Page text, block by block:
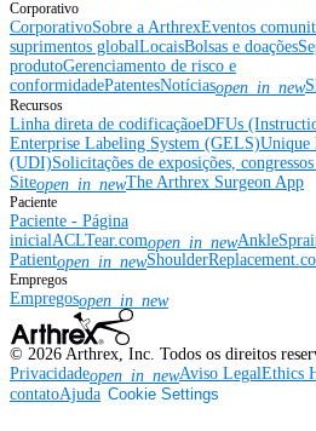
Corporativo
CorporativoSobre a ArthrexEventos
suprimentos globalLocaisBolsas e doações
produtoGerenciamento de risco e
conformidadePatentesNotíciasopen_in_new
Recursos
Linha direta de codificaçãoeDFUs
Enterprise Labeling System (GELS)Unique
(UDI)Solicitações de exposições,
Siteopen_in_newThe Arthrex Surgeon App
Paciente
Paciente - Página
inicialACLTear.comopen_in_new
Patientopen_in_new
Empregos
Empregosopen_in_new
© 2026 Arthrex, Inc. Todos os direitos
Privacidadeopen_in_newAviso LegalEthics
contatoAjuda Cookie Settings